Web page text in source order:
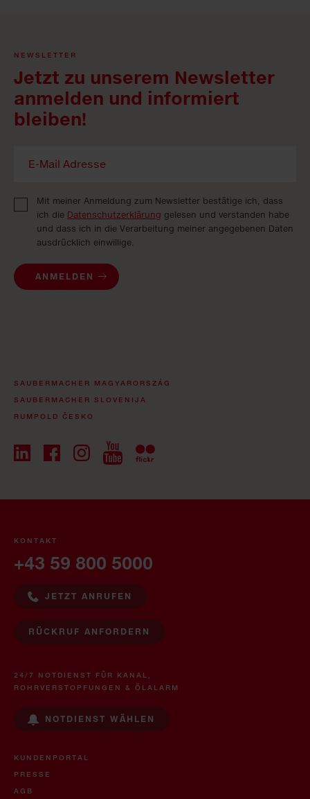
NEWSLETTER
Jetzt zu unserem Newsletter
anmelden und informiert
bleiben!
Mit meiner Anmeldung zum Newsletter bestätige ich, dass
ich die Datenschutzerklärung gelesen und verstanden habe
und dass ich in die Verarbeitung meiner angegebenen Daten
ausdrücklich einwillige.
ANMELDEN
SAUBERMACHER MAGYARORSZÁG
SAUBERMACHER SLOVENIJA
RUMPOLD ČESKO
KONTAKT
+43 59 800 5000
JETZT ANRUFEN
RÜCKRUF ANFORDERN
24/7 NOTDIENST FÜR KANAL,
ROHRVERSTOPFUNGEN & ÖLALARM
NOTDIENST WÄHLEN
KUNDENPORTAL
PRESSE
AGB